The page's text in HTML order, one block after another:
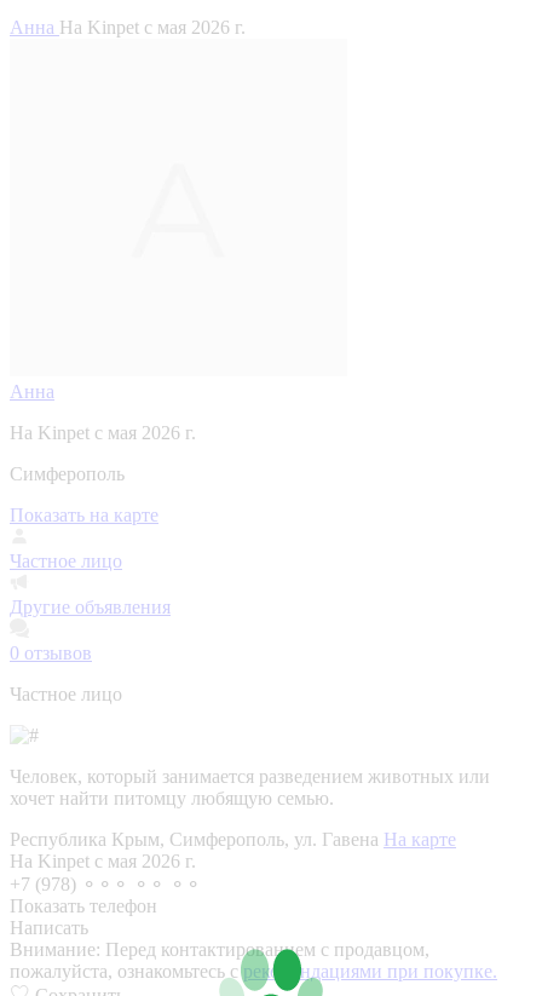
Анна На Kinpet c мая 2026 г.
Анна
На Kinpet c мая 2026 г.
Симферополь
Показать на карте
Частное лицо
Другие объявления
0 отзывов
Частное лицо
Человек, который занимается разведением животных или
хочет найти питомцу любящую семью.
Республика Крым, Симферополь, ул. Гавена На карте
На Kinpet c мая 2026 г.
+7 (978) ⚬⚬⚬ ⚬⚬ ⚬⚬
Показать телефон
Написать
Внимание: Перед контактированием с продавцом,
пожалуйста, ознакомьтесь срекомендациями при покупке.